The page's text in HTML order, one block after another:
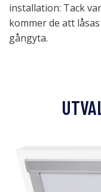
installation: Tack
kommer de att
gångyta.